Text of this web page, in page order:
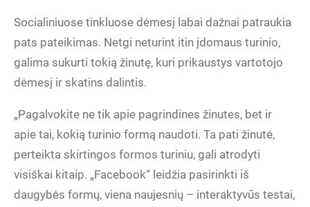
Socialiniuose tinkluose dėmesį labai dažnai patraukia
pats pateikimas. Netgi neturint itin įdomaus turinio,
galima sukurti tokią žinutę, kuri prikaustys vartotojo
dėmesį ir skatins dalintis.
„Pagalvokite ne tik apie pagrindines žinutes, bet ir
apie tai, kokią turinio formą naudoti. Ta pati žinutė,
perteikta skirtingos formos turiniu, gali atrodyti
visiškai kitaip. „Facebook“ leidžia pasirinkti iš
daugybės formų, viena naujesnių – interaktyvūs testai,